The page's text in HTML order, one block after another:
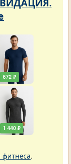
672 ₽
1 440 ₽
фитнеса.